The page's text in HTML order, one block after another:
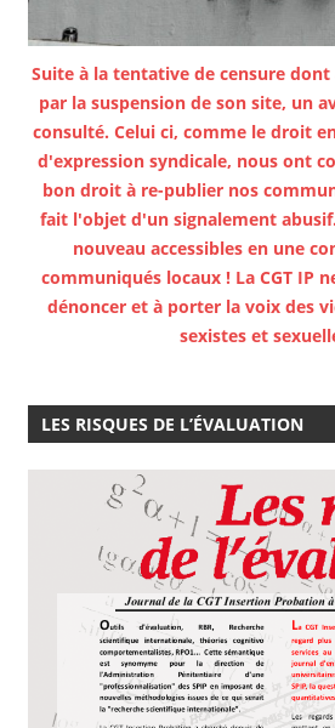
Suite à la tentative de censure dont
par la suspension de son site, un
consulté. Celui ci, comme le droit
d'expression syndicale, nous ont
bon droit à re-publier nos
fait l'objet d'un signalement
nouveau accessibles en une
communiqués locaux ! La CGT IP
dénoncer et à porter la voix des
sexistes et
LES RISQUES DE L’ÉVALUATION